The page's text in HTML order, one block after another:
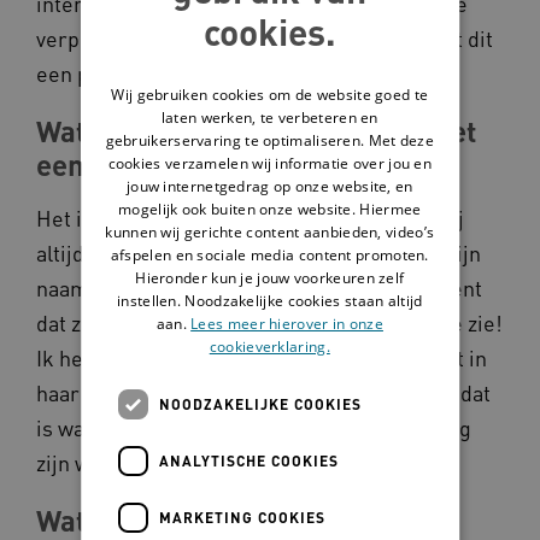
verpleegkundigen in opleiding laten zien dat dit
een prachtige sector is om in te werken.
Wat is jouw mooiste ervaring met
een cliënt?
Het is een herinnering aan een dame die mij
altijd bij blijft. Als ik aan haar vroeg wat is mijn
naam, zei ze: Cato! Maar op elk ander moment
dat ze me zag zei ze: Tante Teun, blij dat ik je zie!
Ik heb haar hier nooit op aangesproken want in
haar beleving was ik Cato én Tante Teun! En dat
is waar het om gaat, dat iedereen kan en mag
zijn wie hij/zij/hen is.
Wat zou je doen met 10 miljoen
cookies.
Wij gebruiken cookies om de website goed te
laten werken, te verbeteren en
gebruikerservaring te optimaliseren. Met deze
cookies verzamelen wij informatie over jou en
jouw internetgedrag op onze website, en
mogelijk ook buiten onze website. Hiermee
kunnen wij gerichte content aanbieden, video’s
afspelen en sociale media content promoten.
Hieronder kun je jouw voorkeuren zelf
instellen. Noodzakelijke cookies staan altijd
aan. Lees meer hierover in onze
cookieverklaring.
NOODZAKELIJKE COOKIES
ANALYTISCHE COOKIES
MARKETING COOKIES